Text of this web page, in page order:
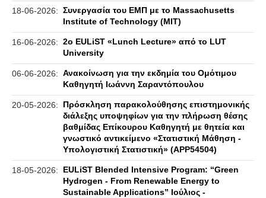
18-06-2026: Συνεργασία του ΕΜΠ με το Massachusetts
Institute of Technology (MIT)
16-06-2026: 2ο EULiST «Lunch Lecture» από το LUT
University
06-06-2026: Ανακοίνωση για την εκδημία του Ομότιμου
Καθηγητή Ιωάννη Σαραντόπουλου
20-05-2026:
Πρόσκληση παρακολούθησης επιστημονικής
διάλεξης υποψηφίων για την πλήρωση θέσης
βαθμίδας Επίκουρου Καθηγητή με θητεία και
γνωστικό αντικείμενο «Στατιστική Μάθηση -
Υπολογιστική Στατιστική» (APP54504)
18-05-2026:
EULiST Blended Intensive Program: “Green
Hydrogen - From Renewable Energy to
Sustainable Applications” Ιούλιος -